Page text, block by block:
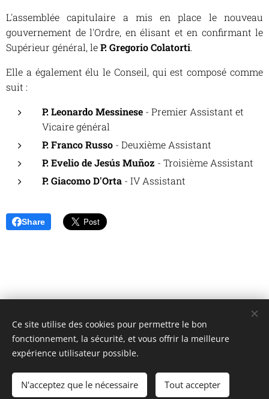
L'assemblée capitulaire a mis en place le nouveau
gouvernement de l'Ordre, en élisant et en confirmant le
Supérieur général, leP. Gregorio Colatorti.
Elle a également élu le Conseil, qui est composé comme
suit :
P. Leonardo Messinese - Premier Assistant et
Vicaire général
P. Franco Russo - Deuxième Assistant
P. Evelio de Jesús Muñoz - Troisième Assistant
P. Giacomo D'Orta - IV Assistant
Share
Unione Superiori Generali - Via dei Penitenzieri 19 -00193 ROMA
Cookies
Langues
Italiano
English Français Español
Ce site utilise des cookies pour permettre le bon
fonctionnement, la sécurité, et vous offrir la meilleure
expérience utilisateur possible.
N'acceptez que le nécessaire Tout accepter